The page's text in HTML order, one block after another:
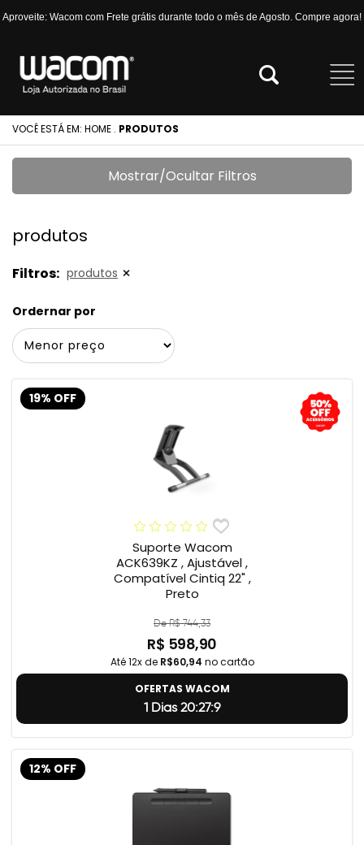
Aproveite: Wacom com Frete grátis durante todo o mês de Agosto. Compre agora!
VOCÊ ESTÁ EM: HOME . PRODUTOS
Mostrar/Ocultar Filtros
produtos
Filtros: produtos
Ordernar por
19% OFF
Suporte Wacom
ACK639KZ , Ajustável ,
Compatível Cintiq 22" ,
Preto
De R$ 744,33
R$ 598,90
Até 12x de R$60,94 no cartão
OFERTAS WACOM
1 Dias 20:27:8
12% OFF